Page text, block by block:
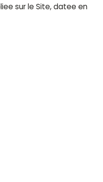
sur le Site, datee en